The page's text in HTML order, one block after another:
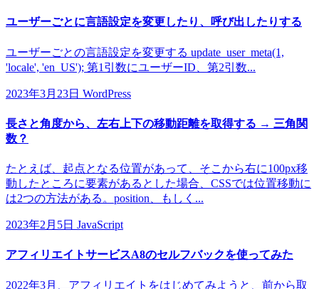
ユーザーごとに言語設定を変更したり、呼び出したりする
ユーザーごとの言語設定を変更する update_user_meta(1,
'locale', 'en_US'); 第1引数にユーザーID、第2引数...
2023年3月23日 WordPress
長さと角度から、左右上下の移動距離を取得する → 三角関
数？
たとえば、起点となる位置があって、そこから右に100px移
動したところに要素があるとした場合、CSSでは位置移動に
は2つの方法がある。position、もしく...
2023年2月5日 JavaScript
アフィリエイトサービスA8のセルフバックを使ってみた
2022年3月、アフィリエイトをはじめてみようと、前から取